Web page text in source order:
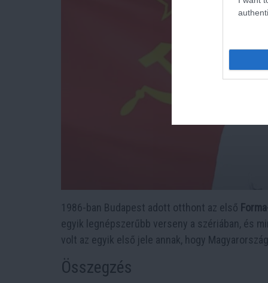
1986-ban Budapest adott otthont az első
egyik legnépszerűbb verseny a szériában, és
volt az egyik első jele annak, hogy
Összegzés